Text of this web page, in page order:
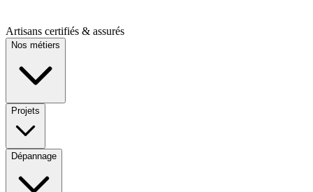
Artisans certifiés & assurés
Nos métiers
Projets
Dépannage